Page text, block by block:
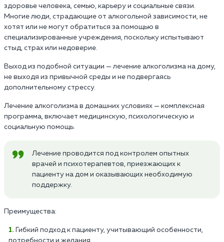
здоровье человека, семью, карьеру и социальные связи.
Многие люди, страдающие от алкогольной зависимости, не
хотят или не могут обратиться за помощью в
специализированные учреждения, поскольку испытывают
стыд, страх или недоверие.
Выход из подобной ситуации — лечение алкоголизма на дому,
не выходя из привычной среды и не подвергаясь
дополнительному стрессу.
Лечение алкоголизма в домашних условиях — комплексная
программа, включает медицинскую, психологическую и
социальную помощь.
Лечение проводится под контролем опытных
врачей и психотерапевтов, приезжающих к
пациенту на дом и оказывающих необходимую
поддержку.
Преимущества:
Гибкий подход к пациенту, учитывающий особенности,
потребности и желания.